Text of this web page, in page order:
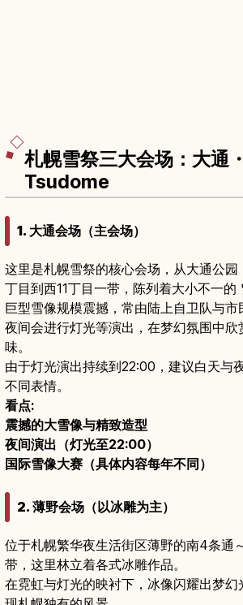
札幌雪祭三大会场：大通
Tsudome
1. 大通会场（主会场）
这里是札幌雪祭的核心会场，从大通公园
丁目到西11丁目一带，陈列着大小不一的
巨型雪像规模震撼，常由陆上自卫队与市
夜间会进行灯光等演出，在梦幻氛围中
味。
由于灯光演出持续到22:00，建议白天与
不同表情。
看点:
震撼的大雪像与精致造型
夜间演出（灯光至22:00）
国际雪像大赛（具体内容每年不同）
2. 薄野会场（以冰雕为主）
位于札幌繁华夜生活街区薄野的南4条通
带，这里林立着各式冰雕作品。
在霓虹与灯光的映衬下，冰像闪耀出梦幻